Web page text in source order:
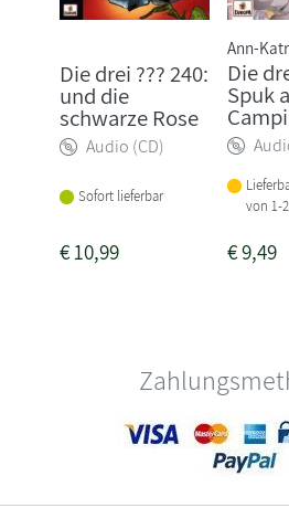
Die drei ??? 240:
und die
schwarze Rose
Audio (CD)
Sofort lieferbar
€10,99
Ann-
Die
Spuk
von 1-
€9,49